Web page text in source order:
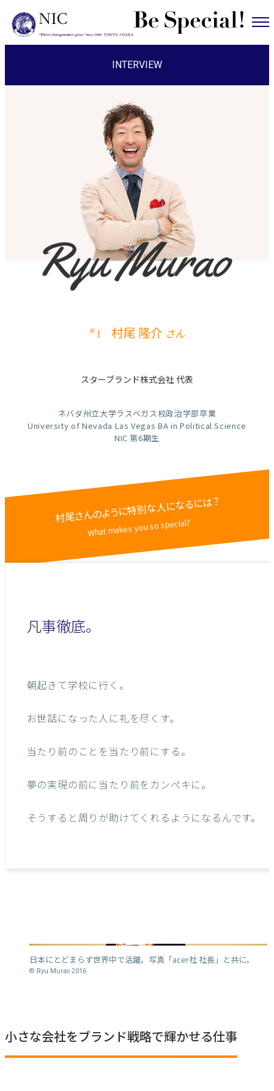
INTERVIEW
#1 村尾 隆介 さん
スターブランド株式会社 代表
ネバダ州立大学ラスベガス校政治学部卒業
University of Nevada Las Vegas BA in Political Science
NIC 第6期生
村尾さんのように特別な人になるには？
What makes you so special?
凡事徹底。
朝起きて学校に行く。
お世話になった人に礼を尽くす。
当たり前のことを当たり前にする。
夢の実現の前に当たり前をカンペキに。
そうすると周りが助けてくれるようになるんです。
小さな会社をブランド戦略で輝かせる仕事
日本にとどまらず世界中で活躍。写真「acer社 社長」と共に。
© Ryu Murao 2016